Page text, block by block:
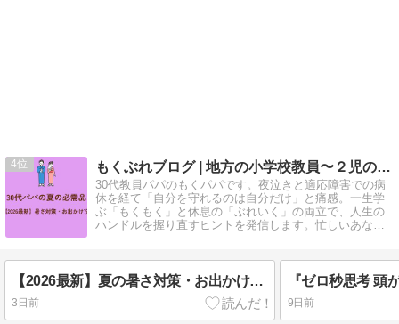
4 もくぶれブログ | 地方の小学校教員〜２児の父〜
30代教員パパのもくパパです。夜泣きと適応障害での病
休を経て「自分を守れるのは自分だけ」と痛感。一生学
ぶ「もくもく」と休息の「ぶれいく」の両立で、人生の
ハンドルを握り直すヒントを発信します。忙しいあなた
【2026最新】夏の暑さ対策・お出かけ必需品7選！30代パパのリアル愛用品
3日前 9日前